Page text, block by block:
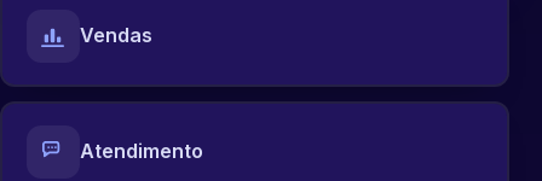
Vendas
Atendimento